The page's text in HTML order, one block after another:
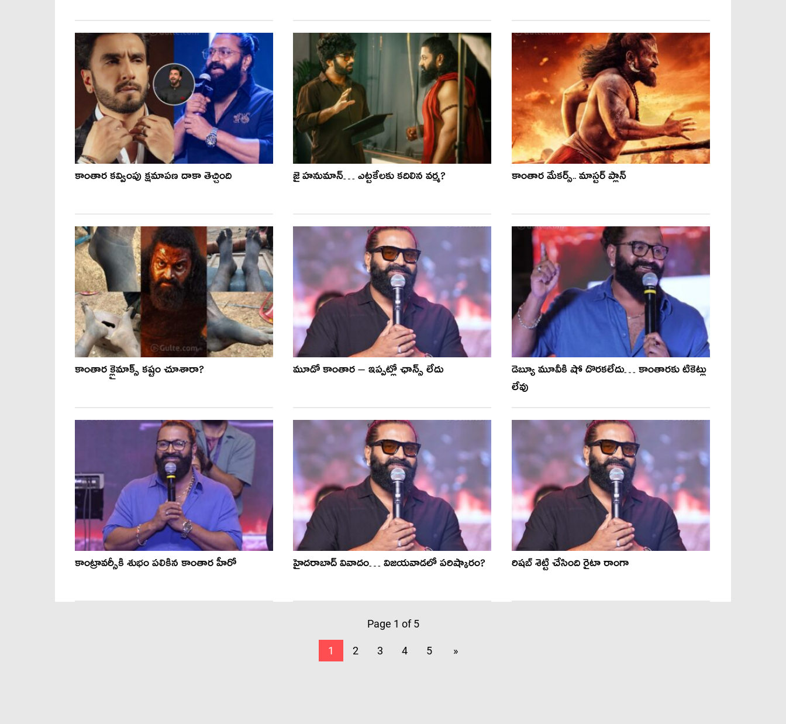
కాంతార కవ్వింపు క్షమాపణ దాకా తెచ్చింది జై హనుమాన్… ఎట్టకేలకు కదిలిన వర్మ? కాంతార మేకర్స్.. మాస్టర్ ప్లాన్
కాంతార క్లైమాక్స్ కష్టం చూశారా? మూడో కాంతార – ఇప్పట్లో ఛాన్స్ లేదు
డెబ్యూ మూవీకి షో దొరకలేదు… కాంతారకు టికెట్లు
లేవు
కాంట్రావర్సీకి శుభం పలికిన కాంతార హీరో హైదరాబాద్ వివాదం… విజయవాడలో పరిష్కారం? రిషబ్ శెట్టి చేసింది రైటా రాంగా
Page 1 of 5
1 2 3 4 5 »